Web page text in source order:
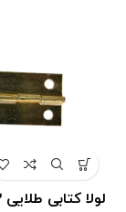
لولا کتابی طلایی ۳ سانتی‌متر